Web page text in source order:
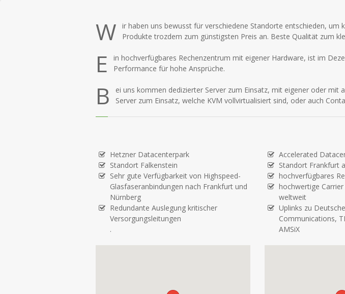
W
ir haben uns bewusst für verschiedene Standorte entschieden, um
Produkte trozdem zum günstigsten Preis an. Beste Qualität zum
E
in hochverfügbares Rechenzentrum mit eigener Hardware, ist im
Performance für hohe Ansprüche.
B
ei uns kommen dedizierter Server zum Einsatz, mit eigener oder mit
Server zum Einsatz, welche KVM vollvirtualisiert sind, oder auch
Hetzner Datacenterpark
Standort Falkenstein
Sehr gute Verfügbarkeit von Highspeed-
Glasfaseranbindungen nach Frankfurt und
Nürnberg
Redundante Auslegung kritischer
Versorgungsleitungen
.
Accelerated
Standort Frankfurt
hochverfügbares
hochwertige
weltweit
Uplinks zu
Communications,
AMSiX